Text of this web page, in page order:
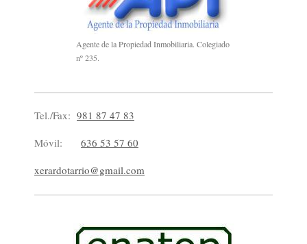
Agente de la Propiedad Inmobiliaria. Colegiado
nº 235.
Tel./Fax: 981 87 47 83
Móvil: 636 53 57 60
xerardotarrio@gmail.com